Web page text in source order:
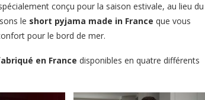
conçu pour la saison estivale, au lieu du
le short pyjama made in France que vous
pour le bord de mer.
en France disponibles en quatre différents